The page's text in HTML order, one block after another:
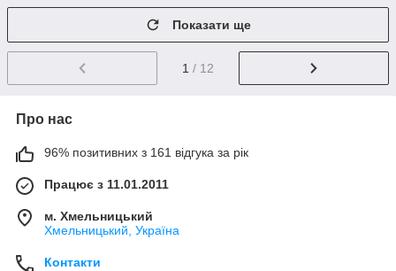
Показати ще
1 / 12
Про нас
96% позитивних з 161 відгука за рік
Працює з 11.01.2011
м. Хмельницький
Хмельницький, Україна
Контакти